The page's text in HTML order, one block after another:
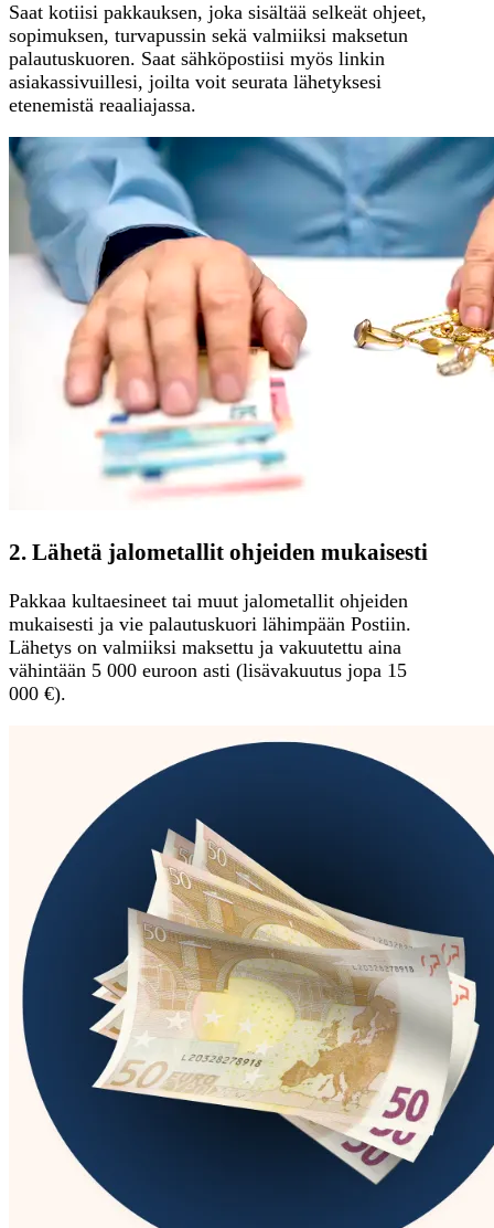
Saat kotiisi pakkauksen, joka sisältää selkeät ohjeet,
sopimuksen, turvapussin sekä valmiiksi maksetun
palautuskuoren. Saat sähköpostiisi myös linkin
asiakassivuillesi, joilta voit seurata lähetyksesi
etenemistä reaaliajassa.
2. Lähetä jalometallit ohjeiden mukaisesti
Pakkaa kultaesineet tai muut jalometallit ohjeiden
mukaisesti ja vie palautuskuori lähimpään Postiin.
Lähetys on valmiiksi maksettu ja vakuutettu aina
vähintään 5 000 euroon asti (lisävakuutus jopa 15
000 €).